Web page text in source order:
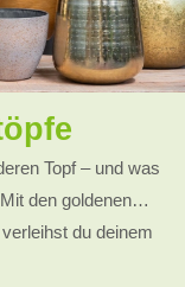
Topf – und was
den goldenen
du deinem
Der